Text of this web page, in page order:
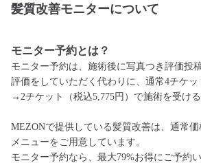
髪質改善モニターについて
モニター予約とは？
モニター予約は、施術後に写真つき評価投
評価をしていただく代わりに、通常4チケッ
→2チケット（税込5,775円）で施術を受ける
MEZONで提供している髪質改善は、通常価
メニューをご用意しています。
モニター予約なら、最大79%お得にご予約い